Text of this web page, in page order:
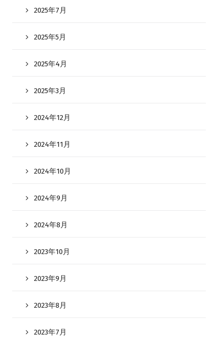
2025年7月
2025年5月
2025年4月
2025年3月
2024年12月
2024年11月
2024年10月
2024年9月
2024年8月
2023年10月
2023年9月
2023年8月
2023年7月